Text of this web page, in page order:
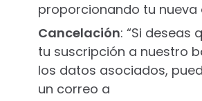
proporcionando tu nueva
Cancelación: “Si deseas
tu suscripción a nuestro
los datos asociados,
un correo a